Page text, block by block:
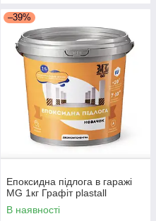
–39%
Епоксидна підлога в гаражі
MG 1кг Графіт plastall
В наявності